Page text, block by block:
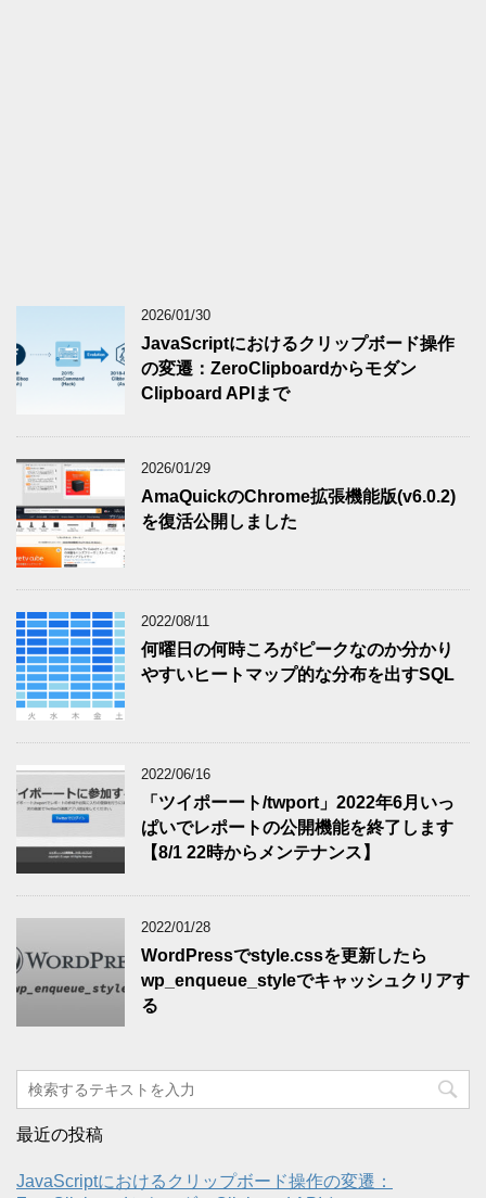
2026/01/30
JavaScriptにおけるクリップボード操作
の変遷：ZeroClipboardからモダン
Clipboard APIまで
2026/01/29
AmaQuickのChrome拡張機能版(v6.0.2)
を復活公開しました
2022/08/11
何曜日の何時ころがピークなのか分かり
やすいヒートマップ的な分布を出すSQL
2022/06/16
「ツイポーート/twport」2022年6月いっ
ぱいでレポートの公開機能を終了します
【8/1 22時からメンテナンス】
2022/01/28
WordPressでstyle.cssを更新したら
wp_enqueue_styleでキャッシュクリアす
る
最近の投稿
JavaScriptにおけるクリップボード操作の変遷：